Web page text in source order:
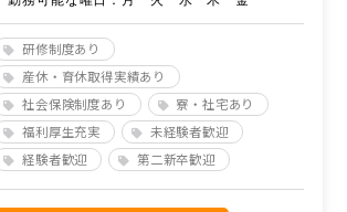
研修制度あり
産休・育休取得実績あり
社会保険制度あり
寮・社宅あり
福利厚生充実
未経験者歓迎
経験者歓迎
第二新卒歓迎